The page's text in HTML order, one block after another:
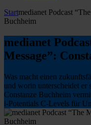
Startmedianet Podcast
Buchheim
medianet
Message”:
Was macht einen
und worin unterscheidet er
Constanze Buchheim
i-Potentials C-Levels für